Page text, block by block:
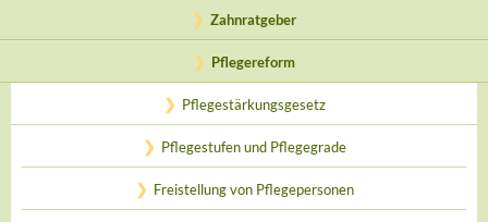
Zahnratgeber
Pflegereform
Pflegestärkungsgesetz
Pflegestufen und Pflegegrade
Freistellung von Pflegepersonen